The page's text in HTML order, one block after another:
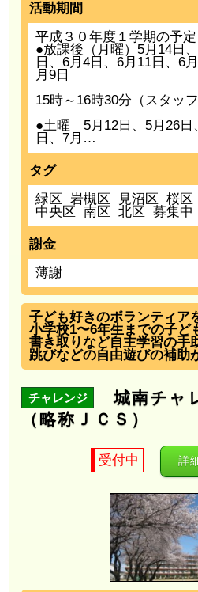
活動期間
平成３０年度１学期の予定
●放課後（月曜）5月14日
日、6月4日、6月11日、6
月9日
15時～16時30分（スタッ
●土曜 5月12日、5月26日
日、7月…
タグ
緑区
岩槻区 見沼区 桜区
中央区
南区 北区 募集中
謝金
薄謝
子ども好きのボランティア
小学校1〜6年生までの子ど
書き取りなど自主学習の手
跳びなどの自由遊びの補助
チャレンジ
城南チャ
（略称ＪＣＳ）
受付中 詳